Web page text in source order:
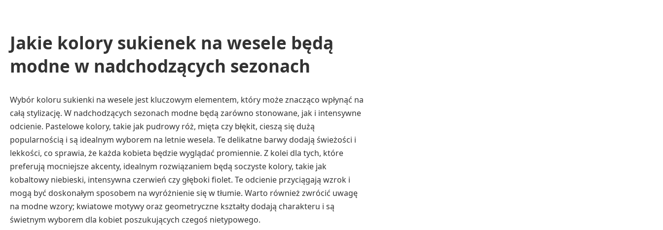
Jakie kolory sukienek na wesele będą
modne w nadchodzących sezonach
Wybór koloru sukienki na wesele jest kluczowym elementem, który może znacząco wpłynąć na
całą stylizację. W nadchodzących sezonach modne będą zarówno stonowane, jak i intensywne
odcienie. Pastelowe kolory, takie jak pudrowy róż, mięta czy błękit, cieszą się dużą
popularnością i są idealnym wyborem na letnie wesela. Te delikatne barwy dodają świeżości i
lekkości, co sprawia, że każda kobieta będzie wyglądać promiennie. Z kolei dla tych, które
preferują mocniejsze akcenty, idealnym rozwiązaniem będą soczyste kolory, takie jak
kobaltowy niebieski, intensywna czerwień czy głęboki fiolet. Te odcienie przyciągają wzrok i
mogą być doskonałym sposobem na wyróżnienie się w tłumie. Warto również zwrócić uwagę
na modne wzory; kwiatowe motywy oraz geometryczne kształty dodają charakteru i są
świetnym wyborem dla kobiet poszukujących czegoś nietypowego.